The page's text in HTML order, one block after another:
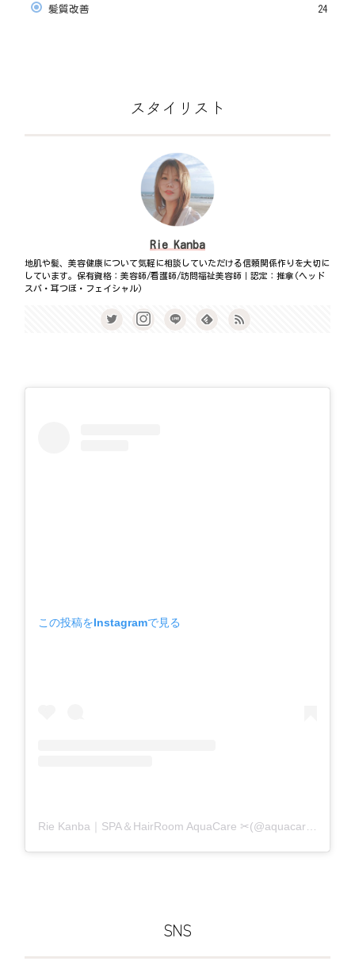
髪質改善 24
スタイリスト
Rie Kanba
地肌や髪、美容健康について気軽に相談していただける信頼関係作りを大切に
しています。保有資格：美容師/看護師/訪問福祉美容師｜認定：推拿(ヘッド
スパ・耳つぼ・フェイシャル)
この投稿をInstagramで見る
SNS